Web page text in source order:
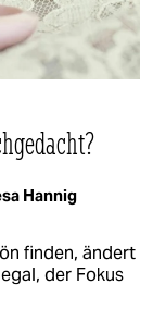
Hannig
finden, ändert
der Fokus